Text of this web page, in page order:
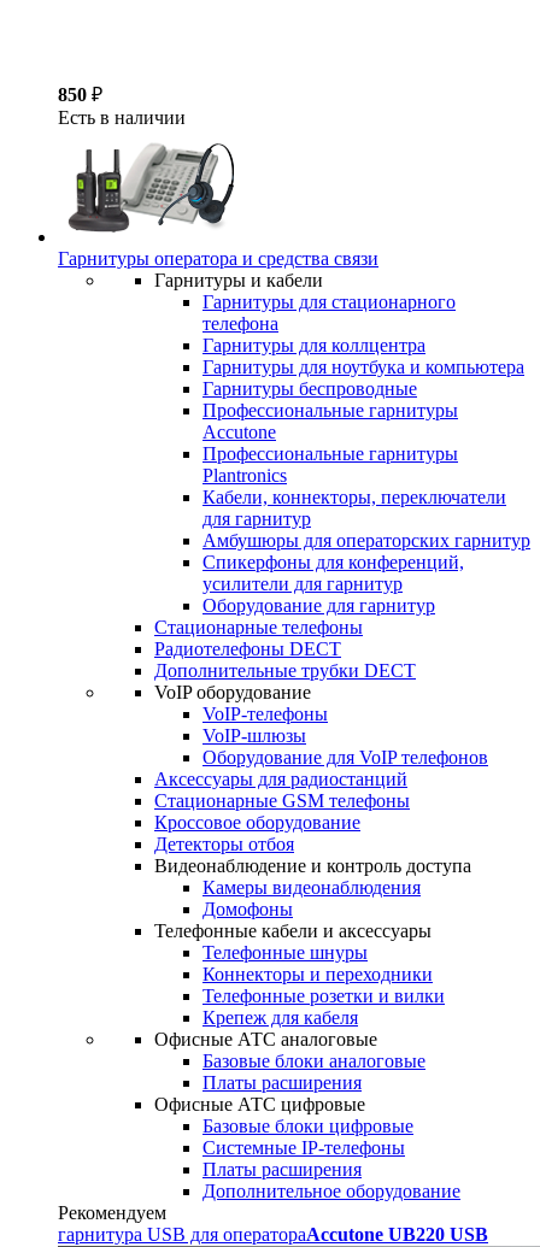
850 ₽
Есть в наличии
Гарнитуры оператора и средства связи
Гарнитуры и кабели
Гарнитуры для стационарного
телефона
Гарнитуры для коллцентра
Гарнитуры для ноутбука и компьютера
Гарнитуры беспроводные
Профессиональные гарнитуры
Accutone
Профессиональные гарнитуры
Plantronics
Кабели, коннекторы, переключатели
для гарнитур
Амбушюры для операторских гарнитур
Cпикерфоны для конференций,
усилители для гарнитур
Оборудование для гарнитур
Стационарные телефоны
Радиотелефоны DECT
Дополнительные трубки DECT
VoIP оборудование
VoIP-телефоны
VoIP-шлюзы
Оборудование для VoIP телефонов
Аксессуары для радиостанций
Стационарные GSM телефоны
Кроссовое оборудование
Детекторы отбоя
Видеонаблюдение и контроль доступа
Камеры видеонаблюдения
Домофоны
Телефонные кабели и аксессуары
Телефонные шнуры
Коннекторы и переходники
Телефонные розетки и вилки
Крепеж для кабеля
Офисные АТС аналоговые
Базовые блоки аналоговые
Платы расширения
Офисные АТС цифровые
Базовые блоки цифровые
Системные IP-телефоны
Платы расширения
Дополнительное оборудование
Рекомендуем
гарнитура USB для оператораAccutone UB220 USB